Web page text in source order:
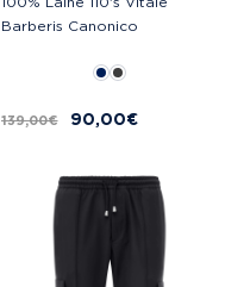
Barberis Canonico
139,00 € 90,00 €